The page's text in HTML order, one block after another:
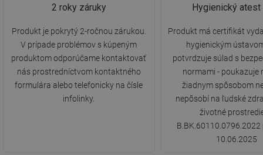
2 roky záruky
Produkt je pokrytý 2-ročnou zárukou.
V prípade problémov s kúpeným
produktom odporúčame kontaktovať
nás prostredníctvom kontaktného
formulára alebo telefonicky na čísle
infolinky.
Hygienický atest
Produkt má certifikát
hygienickým
potvrdzuje súlad s
normami - poukazuje
žiadnym spôsobom
nepôsobí na ľudské
životné
10.06.2025